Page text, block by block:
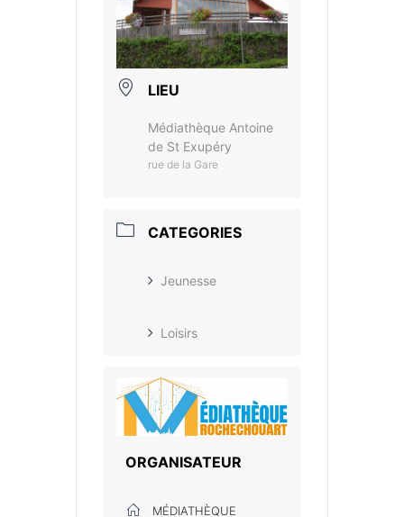
LIEU
Médiathèque Antoine
de St Exupéry
rue de la Gare
CATEGORIES
Jeunesse
Loisirs
ORGANISATEUR
MÉDIATHÈQUE